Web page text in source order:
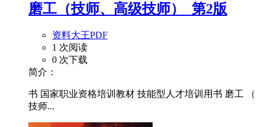
磨工（技师、高级技师）_第2版
资料大王PDF
1 次阅读
0 次下载
简介：
书 国家职业资格培训教材 技能型人才培训用书 磨工 （
技师...